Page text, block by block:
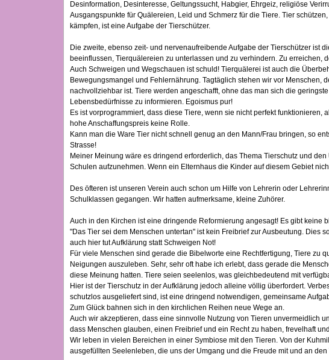
Desinformation, Desinteresse, Geltungssucht, Habgier, Ehrgeiz, religiöse
Ausgangspunkte für Quälereien, Leid und Schmerz für die Tiere. Tier
kämpfen, ist eine Aufgabe der Tierschützer.
Die zweite, ebenso zeit- und nervenaufreibende Aufgabe der Tierschützer ist
beeinflussen, Tierquälereien zu unterlassen und zu verhindern. Zu erreichen,
Auch Schweigen und Wegschauen ist schuld! Tierquälerei ist auch die
Bewegungsmangel und Fehlernährung. Tagtäglich stehen wir vor Menschen,
nachvollziehbar ist. Tiere werden angeschafft, ohne das man sich die
Lebensbedürfnisse zu informieren. Egoismus pur!
Es ist vorprogrammiert, dass diese Tiere, wenn sie nicht perfekt funktionieren,
hohe Anschaffungspreis keine Rolle.
Kann man die Ware Tier nicht schnell genug an den Mann/Frau bringen, so
Strasse!
Meiner Meinung wäre es dringend erforderlich, das Thema Tierschutz und
Schulen aufzunehmen. Wenn ein Elternhaus die Kinder auf diesem Gebiet
Des öfteren ist unseren Verein auch schon um Hilfe von Lehrerin oder
Schulklassen gegangen. Wir hatten aufmerksame, kleine Zuhörer.
Auch in den Kirchen ist eine dringende Reformierung angesagt! Es gibt keine
"Das Tier sei dem Menschen untertan" ist kein Freibrief zur Ausbeutung. Dies
auch hier tut Aufklärung statt Schweigen Not!
Für viele Menschen sind gerade die Bibelworte eine Rechtfertigung, Tiere zu
Neigungen auszuleben. Sehr, sehr oft habe ich erlebt, dass gerade die
diese Meinung hatten. Tiere seien seelenlos, was gleichbedeutend mit
Hier ist der Tierschutz in der Aufklärung jedoch alleine völlig überfordert.
schutzlos ausgeliefert sind, ist eine dringend notwendigen, gemeinsame
Zum Glück bahnen sich in den kirchlichen Reihen neue Wege an.
Auch wir akzeptieren, dass eine sinnvolle Nutzung von Tieren unvermeidlich
dass Menschen glauben, einen Freibrief und ein Recht zu haben, frevelhaft
Wir leben in vielen Bereichen in einer Symbiose mit den Tieren. Von der
ausgefüllten Seelenleben, die uns der Umgang und die Freude mit und an den